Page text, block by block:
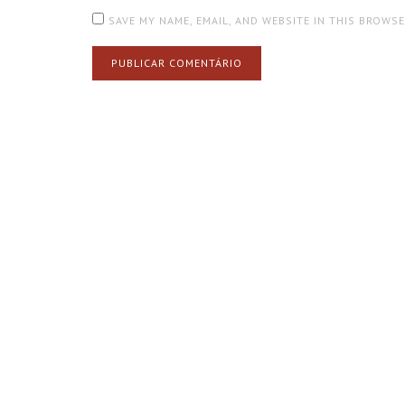
SAVE MY NAME, EMAIL, AND WEBSITE IN THIS